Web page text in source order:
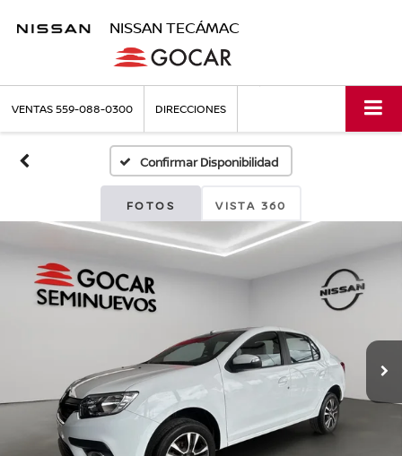
NISSAN TECÁMAC
VENTAS559-088-0300 DIRECCIONES
Confirmar Disponibilidad
FOTOS VISTA 360